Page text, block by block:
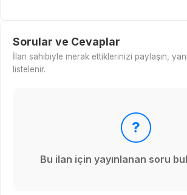
Sorular ve Cevaplar
İlan sahibiyle merak ettiklerinizi paylaşın,
listelenir.
?
Bu ilan için yayınlanan soru